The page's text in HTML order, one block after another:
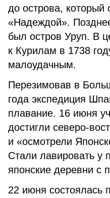
до острова, который
«Надеждой».
был остров Уруп. В
к Курилам в 1738
малоудачным.
Перезимовав в
года экспедиция
плавание. 16 июня
достигли северо-
и «осмотрели
Стали лавировать у
японские деревни с
22 июня состоялась